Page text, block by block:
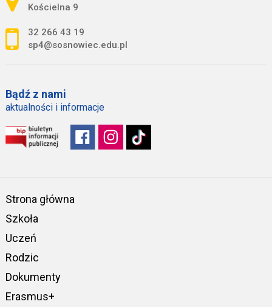
Kościelna 9
32 266 43 19
sp4@sosnowiec.edu.pl
Bądź z nami
aktualności i informacje
Strona główna
Szkoła
Uczeń
Rodzic
Dokumenty
Erasmus+